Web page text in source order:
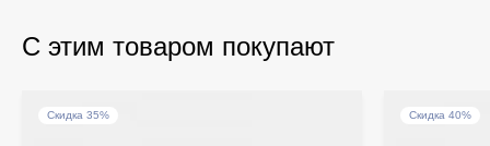
С этим товаром покупают
Скидка 35% Скидка 40%